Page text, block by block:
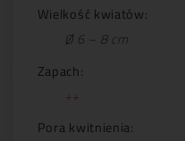
Wielkość kwiatów:
Ø 6 – 8 cm
Zapach:
++
Pora kwitnienia: